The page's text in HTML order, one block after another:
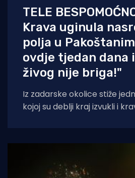
TELE
Krava uginula
polja u
ovdje tjedan dana
živog nije briga!"
Iz zadarske okolice stiže
kojoj su deblji kraj izvukli i